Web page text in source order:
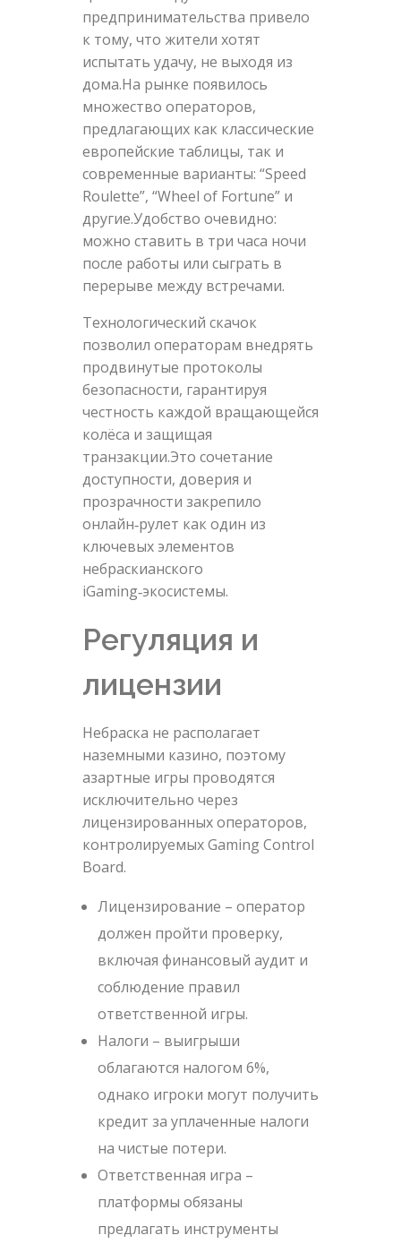
предпринимательства привело
к тому, что жители хотят
испытать удачу, не выходя из
дома.На рынке появилось
множество операторов,
предлагающих как классические
европейские таблицы, так и
современные варианты: “Speed
Roulette”, “Wheel of Fortune” и
другие.Удобство очевидно:
можно ставить в три часа ночи
после работы или сыграть в
перерыве между встречами.
Технологический скачок
позволил операторам внедрять
продвинутые протоколы
безопасности, гарантируя
честность каждой вращающейся
колёса и защищая
транзакции.Это сочетание
доступности, доверия и
прозрачности закрепило
онлайн‑рулет как один из
ключевых элементов
небраскианского
iGaming‑экосистемы.
Регуляция и
лицензии
Небраска не располагает
наземными казино, поэтому
азартные игры проводятся
исключительно через
лицензированных операторов,
контролируемых Gaming Control
Board.
Лицензирование – оператор
должен пройти проверку,
включая финансовый аудит и
соблюдение правил
ответственной игры.
Налоги – выигрыши
облагаются налогом 6%,
однако игроки могут получить
кредит за уплаченные налоги
на чистые потери.
Ответственная игра –
платформы обязаны
предлагать инструменты